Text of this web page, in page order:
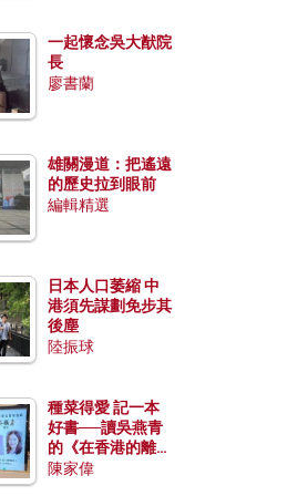
一起懷念吳大猷院
長
廖書蘭
雄關漫道：把遙遠
的歷史拉到眼前
編輯精選
日本人口萎縮 中
港須先謀劃免步其
後塵
陸振球
種菜得愛 記一本
好書──讀吳燕青
的《在香港的離島
種菜》
陳家偉